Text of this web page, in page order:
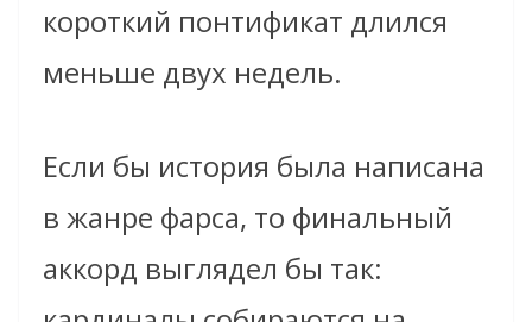
короткий понтификат длился
меньше двух недель.
Если бы история была написана
в жанре фарса, то финальный
аккорд выглядел бы так: